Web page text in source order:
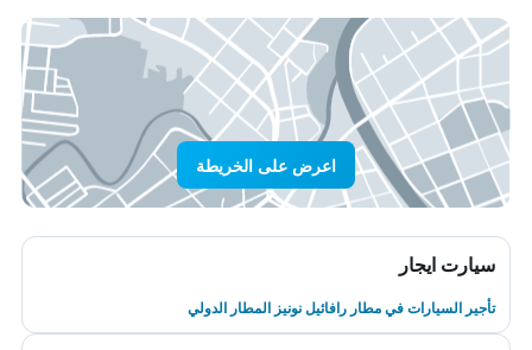
اعرض على الخريطة
سيارت ايجار
تأجير السيارات في مطار رافائيل نونيز المطار الدولي